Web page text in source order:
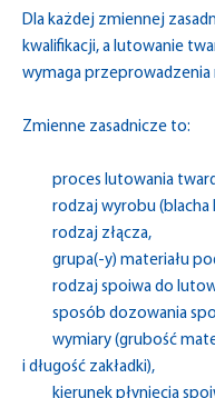
Dla każdej zmiennej
kwalifikacji, a lutowanie
wymaga przeprowadzenia
Zmienne zasadnicze to:
proces lutowania
rodzaj wyrobu (blacha
rodzaj złącza,
grupa(-y) materiału
rodzaj spoiwa do
sposób dozowania
wymiary (grubość
i długość zakładki),
kierunek płynięcia